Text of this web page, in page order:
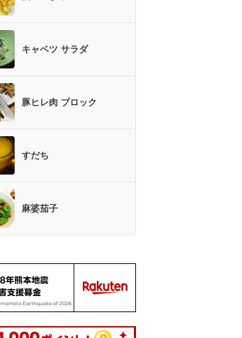
キャベツ サラダ
豚ヒレ肉 ブロック
すだち
麻婆茄子